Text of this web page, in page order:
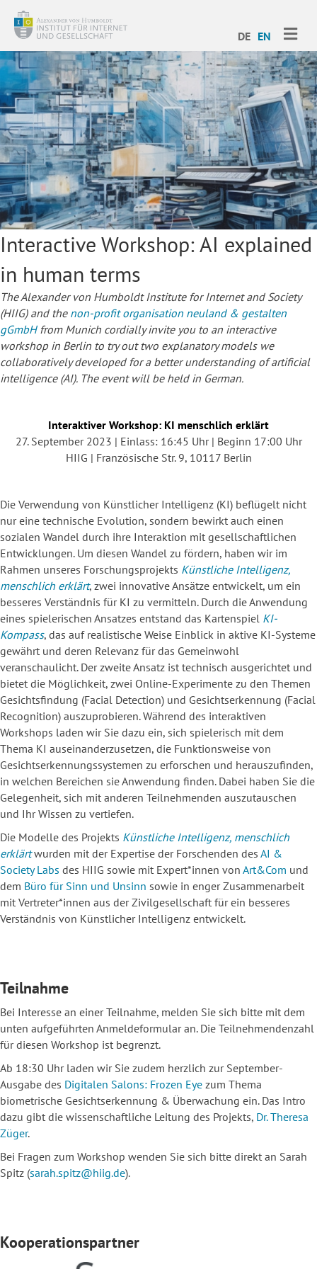
DE EN
Interactive Workshop: AI explained
in human terms
The Alexander von Humboldt Institute for Internet and Society
(HIIG) and the non-profit organisation neuland & gestalten
gGmbHfrom Munich cordially invite you to an interactive
workshop in Berlin to try out two explanatory models we
collaboratively developed for a better understanding of artificial
intelligence (AI). The event will be held in German.
Interaktiver Workshop: KI menschlich erklärt
27. September 2023 | Einlass: 16:45 Uhr | Beginn 17:00 Uhr
HIIG | Französische Str. 9, 10117 Berlin
Die Verwendung von Künstlicher Intelligenz (KI) beflügelt nicht
nur eine technische Evolution, sondern bewirkt auch einen
sozialen Wandel durch ihre Interaktion mit gesellschaftlichen
Entwicklungen. Um diesen Wandel zu fördern, haben wir im
Rahmen unseres Forschungsprojekts Künstliche Intelligenz,
menschlich erklärt, zwei innovative Ansätze entwickelt, um ein
besseres Verständnis für KI zu vermitteln. Durch die Anwendung
eines spielerischen Ansatzes entstand das Kartenspiel KI-
Kompass, das auf realistische Weise Einblick in aktive KI-Systeme
gewährt und deren Relevanz für das Gemeinwohl
veranschaulicht. Der zweite Ansatz ist technisch ausgerichtet und
bietet die Möglichkeit, zwei Online-Experimente zu den Themen
Gesichtsfindung (Facial Detection) und Gesichtserkennung (Facial
Recognition) auszuprobieren. Während des interaktiven
Workshops laden wir Sie dazu ein, sich spielerisch mit dem
Thema KI auseinanderzusetzen, die Funktionsweise von
Gesichtserkennungssystemen zu erforschen und herauszufinden,
in welchen Bereichen sie Anwendung finden. Dabei haben Sie die
Gelegenheit, sich mit anderen Teilnehmenden auszutauschen
und Ihr Wissen zu vertiefen.
Die Modelle des Projekts Künstliche Intelligenz, menschlich
erklärtwurden mit der Expertise der Forschenden des AI &
Society Labs des HIIG sowie mit Expert*innen von Art&Com und
dem Büro für Sinn und Unsinn sowie in enger Zusammenarbeit
mit Vertreter*innen aus der Zivilgesellschaft für ein besseres
Verständnis von Künstlicher Intelligenz entwickelt.
Teilnahme
Bei Interesse an einer Teilnahme, melden Sie sich bitte mit dem
unten aufgeführten Anmeldeformular an. Die Teilnehmendenzahl
für diesen Workshop ist begrenzt.
Ab 18:30 Uhr laden wir Sie zudem herzlich zur September-
Ausgabe des Digitalen Salons: Frozen Eye zum Thema
biometrische Gesichtserkennung & Überwachung ein. Das Intro
dazu gibt die wissenschaftliche Leitung des Projekts, Dr. Theresa
Züger.
Bei Fragen zum Workshop wenden Sie sich bitte direkt an Sarah
Spitz (sarah.spitz@hiig.de).
Kooperationspartner